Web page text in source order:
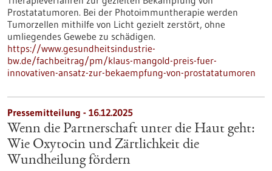
Prostatatumoren. Bei der Photoimmuntherapie werden
Tumorzellen mithilfe von Licht gezielt zerstört, ohne
umliegendes Gewebe zu schädigen.
https://www.gesundheitsindustrie-
bw.de/fachbeitrag/pm/klaus-mangold-preis-fuer-
innovativen-ansatz-zur-bekaempfung-von-prostatatumoren
Pressemitteilung - 16.12.2025
Wenn die Partnerschaft unter die Haut geht:
Wie Oxytocin und Zärtlichkeit die
Wundheilung fördern